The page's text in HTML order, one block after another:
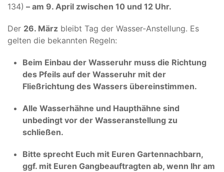
134) – am 9. April zwischen 10 und 12 Uhr.
Der 26. März bleibt Tag der Wasser-Anstellung. Es
gelten die bekannten Regeln:
Beim Einbau der Wasseruhr muss die Richtung
des Pfeils auf der Wasseruhr mit der
Fließrichtung des Wassers übereinstimmen.
Alle Wasserhähne und Haupthähne sind
unbedingt vor der Wasseranstellung zu
schließen.
Bitte sprecht Euch mit Euren Gartennachbarn,
ggf. mit Euren Gangbeauftragten ab, wenn Ihr am